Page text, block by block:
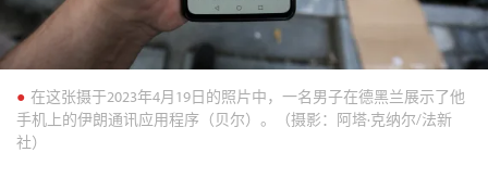
在这张摄于2023年4月19日的照片中，一名男子在德黑兰展示了他
手机上的伊朗通讯应用程序（贝尔）。（摄影：阿塔·克纳尔/法新
社）